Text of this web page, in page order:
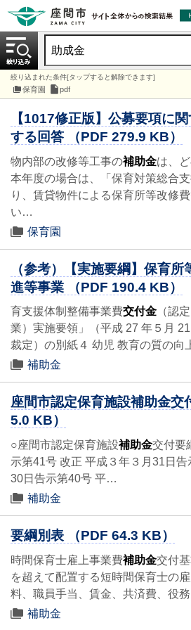
絞り込まれた条件[タップすると解除できます]
保育園 pdf
【1017修正版】公募要項に
する回答 （PDF 279.9 KB）
物内部の改修等工事の補助金は、
本年度の場合は、「保育対策総合
り、賃貸物件による保育所等改修
い…
保育園
（参考）【実施要綱】保育
進等事業 （PDF 190.4 KB）
育支援体制整備事業費交付金 （認
業）実施要領」（平成 27 年５月
裁定）の別紙４ 幼児 教育の質の向
補助金
座間市認定保育施設補助金交
5.0 KB）
○座間市認定保育施設補助金交付要
示第41号 改正 平成３年３月31日告
30日告示第40号 平…
補助金
要綱別表 （PDF 64.3 KB）
時間保育士雇上事業費補助金交付
を超えて配置する短時間保育士の
料、職員手当、賃金、共済費、役
補助金